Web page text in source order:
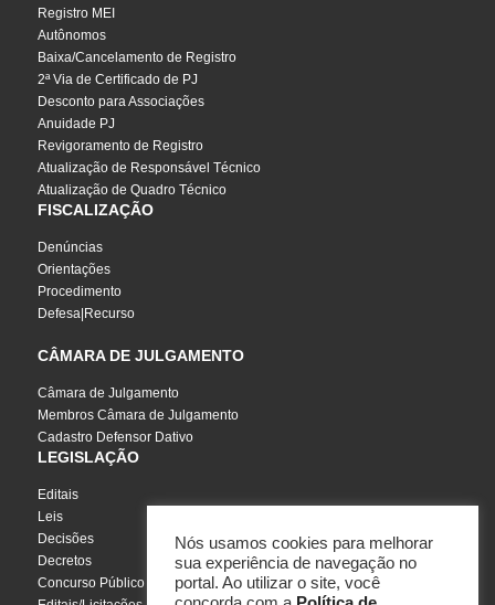
Registro MEI
Autônomos
Baixa/Cancelamento de Registro
2ª Via de Certificado de PJ
Desconto para Associações
Anuidade PJ
Revigoramento de Registro
Atualização de Responsável Técnico
Atualização de Quadro Técnico
FISCALIZAÇÃO
Denúncias
Orientações
Procedimento
Defesa|Recurso
CÂMARA DE JULGAMENTO
Câmara de Julgamento
Membros Câmara de Julgamento
Cadastro Defensor Dativo
LEGISLAÇÃO
Editais
Leis
Decisões
Decretos
Concurso Público
Nós usamos cookies para melhorar
sua experiência de navegação no
portal. Ao utilizar o site, você